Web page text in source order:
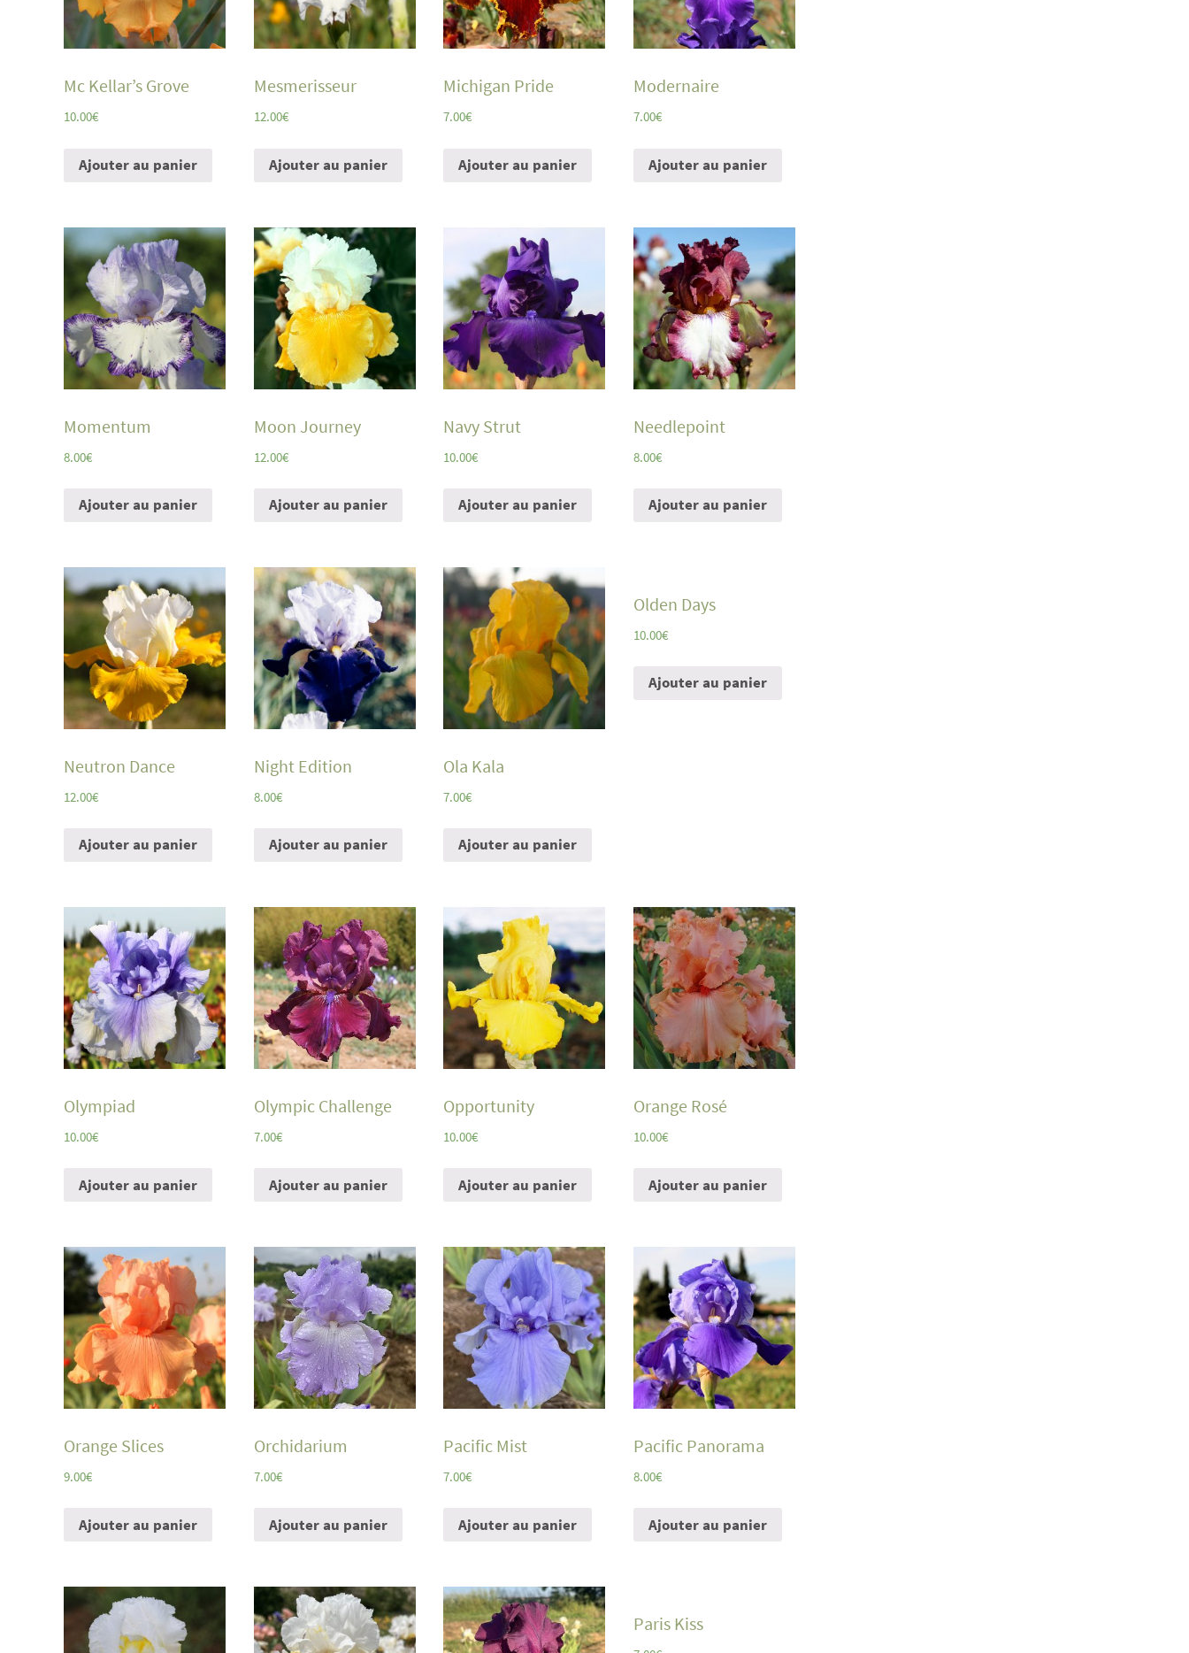
Mc Kellar’s Grove
10.00€
Ajouter au panier
Mesmerisseur
12.00€
Ajouter au panier
Michigan Pride
7.00€
Ajouter au panier
Modernaire
7.00€
Ajouter au panier
Momentum
8.00€
Ajouter au panier
Moon Journey
12.00€
Ajouter au panier
Navy Strut
10.00€
Ajouter au panier
Needlepoint
8.00€
Ajouter au panier
Neutron Dance
12.00€
Ajouter au panier
Night Edition
8.00€
Ajouter au panier
Ola Kala
7.00€
Ajouter au panier
Olden Days
10.00€
Ajouter au panier
Olympiad
10.00€
Ajouter au panier
Olympic Challenge
7.00€
Ajouter au panier
Opportunity
10.00€
Ajouter au panier
Orange Rosé
10.00€
Ajouter au panier
Orange Slices
9.00€
Ajouter au panier
Orchidarium
7.00€
Ajouter au panier
Pacific Mist
7.00€
Ajouter au panier
Pacific Panorama
8.00€
Ajouter au panier
Paris Kiss